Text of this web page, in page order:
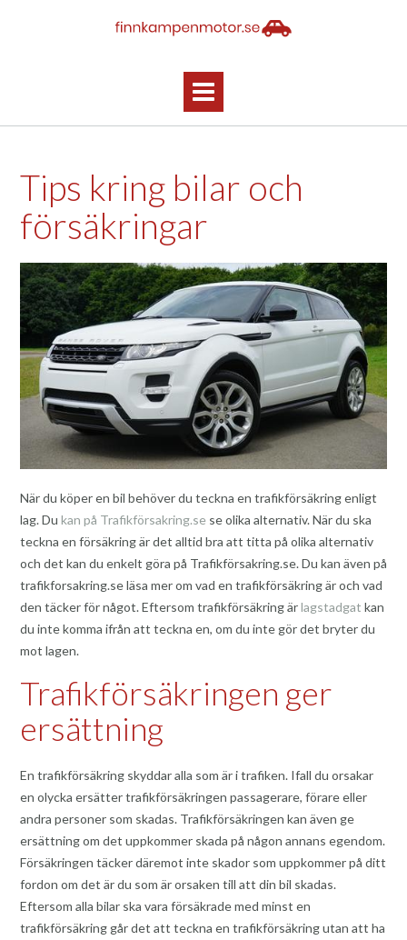
Tips kring bilar och
försäkringar
När du köper en bil behöver du teckna en trafikförsäkring enligt
lag. Du kan på Trafikförsakring.se se olika alternativ. När du ska
teckna en försäkring är det alltid bra att titta på olika alternativ
och det kan du enkelt göra på Trafikförsakring.se. Du kan även på
trafikforsakring.se läsa mer om vad en trafikförsäkring är och vad
den täcker för något. Eftersom trafikförsäkring ärlagstadgat kan
du inte komma ifrån att teckna en, om du inte gör det bryter du
mot lagen.
Trafikförsäkringen ger
ersättning
En trafikförsäkring skyddar alla som är i trafiken. Ifall du orsakar
en olycka ersätter trafikförsäkringen passagerare, förare eller
andra personer som skadas. Trafikförsäkringen kan även ge
ersättning om det uppkommer skada på någon annans egendom.
Försäkringen täcker däremot inte skador som uppkommer på ditt
fordon om det är du som är orsaken till att din bil skadas.
Eftersom alla bilar ska vara försäkrade med minst en
trafikförsäkring går det att teckna en trafikförsäkring utan att ha